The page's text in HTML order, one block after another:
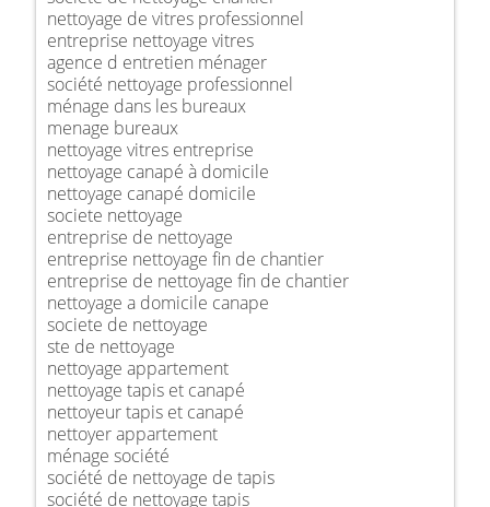
nettoyage de vitres professionnel
entreprise nettoyage vitres
agence d entretien ménager
société nettoyage professionnel
ménage dans les bureaux
menage bureaux
nettoyage vitres entreprise
nettoyage canapé à domicile
nettoyage canapé domicile
societe nettoyage
entreprise de nettoyage
entreprise nettoyage fin de chantier
entreprise de nettoyage fin de chantier
nettoyage a domicile canape
societe de nettoyage
ste de nettoyage
nettoyage appartement
nettoyage tapis et canapé
nettoyeur tapis et canapé
nettoyer appartement
ménage société
société de nettoyage de tapis
société de nettoyage tapis